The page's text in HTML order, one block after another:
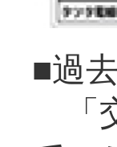
■過
「